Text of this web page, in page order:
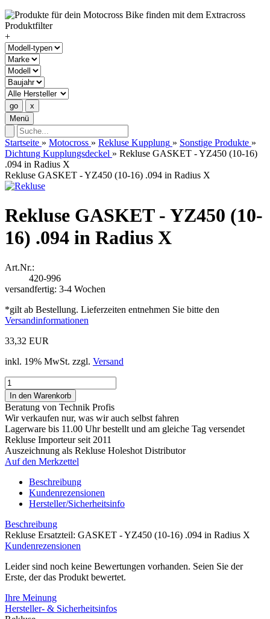
+
Menü
Startseite » Motocross » Rekluse Kupplung » Sonstige Produkte »
Dichtung Kupplungsdeckel » Rekluse GASKET - YZ450 (10-16)
.094 in Radius X
Rekluse GASKET - YZ450 (10-16) .094 in Radius X
Rekluse GASKET - YZ450 (10-
16) .094 in Radius X
Art.Nr.:
420-996
versandfertig: 3-4 Wochen
*gilt ab Bestellung. Lieferzeiten entnehmen Sie bitte den
Versandinformationen
33,32 EUR
inkl. 19% MwSt. zzgl. Versand
Beratung von Technik Profis
Wir verkaufen nur, was wir auch selbst fahren
Lagerware bis 11.00 Uhr bestellt und am gleiche Tag versendet
Rekluse Importeur seit 2011
Auszeichnung als Rekluse Holeshot Distributor
Auf den Merkzettel
Beschreibung
Kundenrezensionen
Hersteller/Sicherheitsinfo
Beschreibung
Rekluse Ersatzteil: GASKET - YZ450 (10-16) .094 in Radius X
Kundenrezensionen
Leider sind noch keine Bewertungen vorhanden. Seien Sie der
Erste, der das Produkt bewertet.
Ihre Meinung
Hersteller- & Sicherheitsinfos